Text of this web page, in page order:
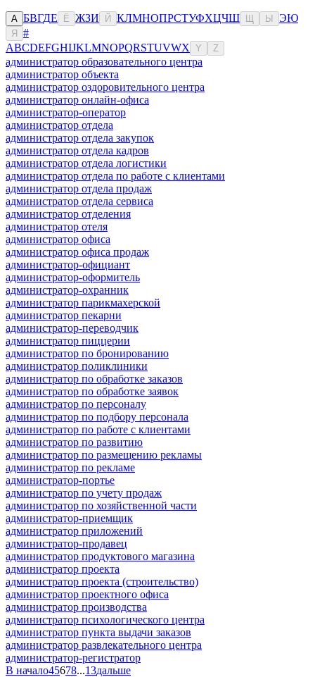
А БВГДЕ Ё ЖЗИ Й КЛМНОПРСТУФХЦЧШ Ы ЭЮ
Я
#
ABCDEFGHIJKLMNOPQRSTUVWX Y Z
администратор образовательного центра
администратор объекта
администратор оздоровительного центра
администратор онлайн-офиса
администратор-оператор
администратор отдела
администратор отдела закупок
администратор отдела кадров
администратор отдела логистики
администратор отдела по работе с клиентами
администратор отдела продаж
администратор отдела сервиса
администратор отделения
администратор отеля
администратор офиса
администратор офиса продаж
администратор-официант
администратор-оформитель
администратор-охранник
администратор парикмахерской
администратор пекарни
администратор-переводчик
администратор пиццерии
администратор по бронированию
администратор поликлиники
администратор по обработке заказов
администратор по обработке заявок
администратор по персоналу
администратор по подбору персонала
администратор по работе с клиентами
администратор по развитию
администратор по размещению рекламы
администратор по рекламе
администратор-портье
администратор по учету продаж
администратор по хозяйственной части
администратор-приемщик
администратор приложений
администратор-продавец
администратор продуктового магазина
администратор проекта
администратор проекта (строительство)
администратор проектного офиса
администратор производства
администратор психологического центра
администратор пункта выдачи заказов
администратор развлекательного центра
администратор-регистратор
В начало45678...13дальше